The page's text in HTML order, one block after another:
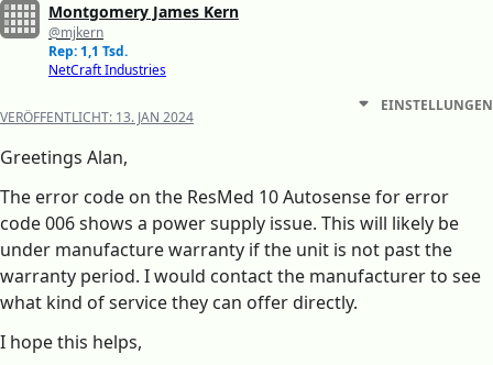
Montgomery James Kern
@mjkern
Rep: 1,1 Tsd.
NetCraft Industries
VERÖFFENTLICHT: 13. JAN 2024
EINSTELLUNGEN
Greetings Alan,
The error code on the ResMed 10 Autosense for error
code 006 shows a power supply issue. This will likely be
under manufacture warranty if the unit is not past the
warranty period. I would contact the manufacturer to see
what kind of service they can offer directly.
I hope this helps,